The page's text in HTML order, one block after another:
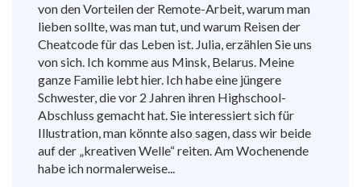
von den Vorteilen der Remote-Arbeit, warum man
lieben sollte, was man tut, und warum Reisen der
Cheatcode für das Leben ist. Julia, erzählen Sie uns
von sich. Ich komme aus Minsk, Belarus. Meine
ganze Familie lebt hier. Ich habe eine jüngere
Schwester, die vor 2 Jahren ihren Highschool-
Abschluss gemacht hat. Sie interessiert sich für
Illustration, man könnte also sagen, dass wir beide
auf der „kreativen Welle“ reiten. Am Wochenende
habe ich normalerweise...